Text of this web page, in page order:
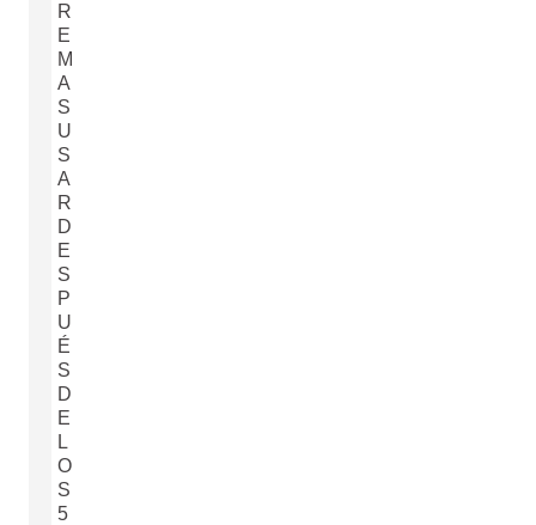
R
E
M
A
S
U
S
A
R
D
E
S
P
U
É
S
D
E
L
O
S
5